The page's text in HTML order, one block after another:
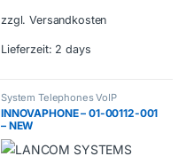
zzgl. Versandkosten
Lieferzeit: 2 days
System Telephones VoIP
INNOVAPHONE – 01-00112-001
– NEW